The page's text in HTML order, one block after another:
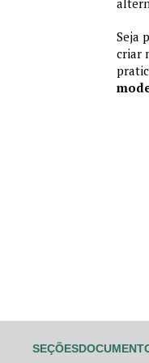
Seja
criar
SEÇÕES